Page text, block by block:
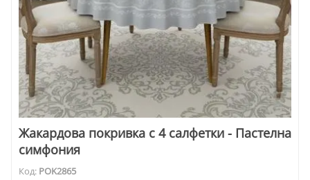
Жакардова покривка с 4 салфетки - Пастелна
симфония
Код: POK2865